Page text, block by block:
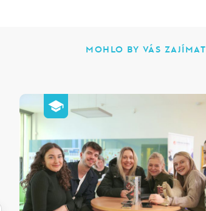
MOHLO BY VÁS ZAJÍMAT